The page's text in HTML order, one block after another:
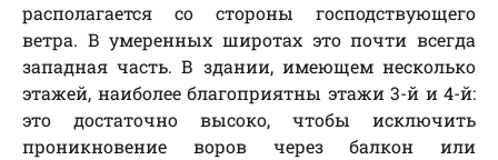
располагается со стороны господствующего
ветра. В умеренных широтах это почти всегда
западная часть. В здании, имеющем несколько
этажей, наиболее благоприятны этажи 3-й и 4-й:
это достаточно высоко, чтобы исключить
проникновение воров через балкон или